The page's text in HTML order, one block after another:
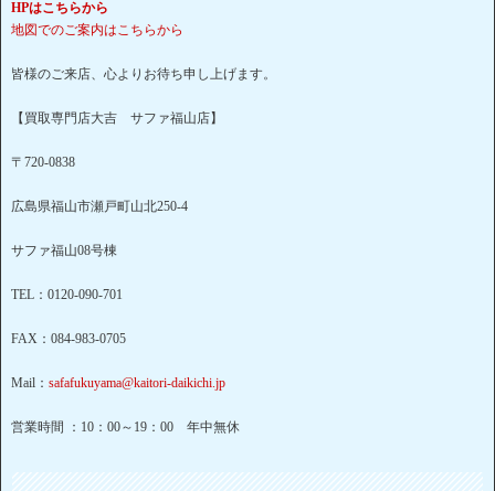
HPはこちらから
地図でのご案内はこちらから
皆様のご来店、心よりお待ち申し上げます。
【買取専門店大吉 サファ福山店】
〒720-0838
広島県福山市瀬戸町山北250-4
サファ福山08号棟
TEL：0120-090-701
FAX：084-983-0705
Mail： safafukuyama@kaitori-daikichi.jp
営業時間 ：10：00～19：00 年中無休